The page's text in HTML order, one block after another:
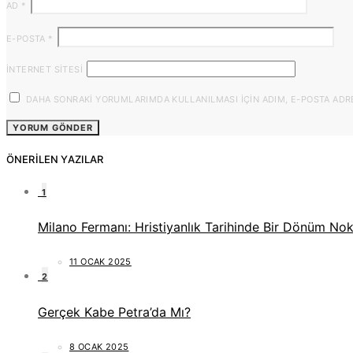
AD *
E-POSTA *
İNTERNET SITESI
DAHA SONRAKI YORUMLARIMDA KULLANILMASI IÇIN ADIM, E-POSTA
ÖNERILEN YAZILAR
1
Milano Fermanı: Hristiyanlık Tarihinde Bir Dönüm
11 OCAK 2025
2
Gerçek Kabe Petra’da Mı?
8 OCAK 2025